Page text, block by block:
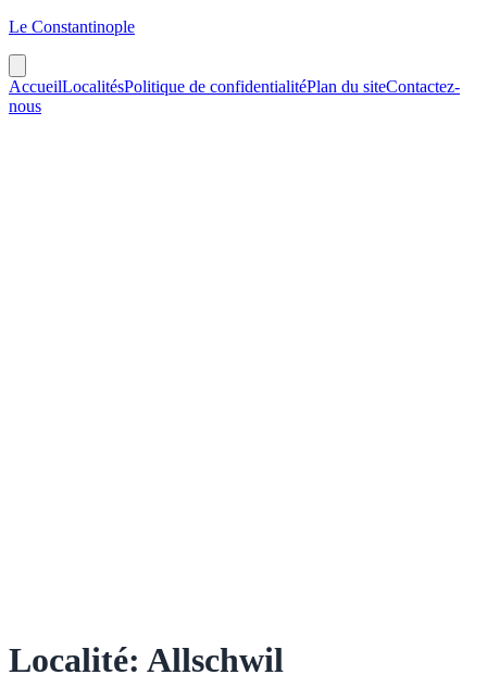
Le Constantinople
AccueilLocalitésPolitique de confidentialitéPlan du siteContactez-
nous
Localité: Allschwil